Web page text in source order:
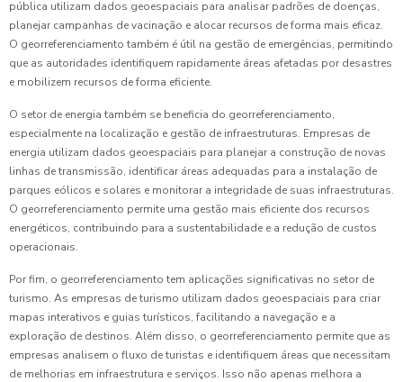
pública utilizam dados geoespaciais para analisar padrões de doenças,
planejar campanhas de vacinação e alocar recursos de forma mais eficaz.
O georreferenciamento também é útil na gestão de emergências, permitindo
que as autoridades identifiquem rapidamente áreas afetadas por desastres
e mobilizem recursos de forma eficiente.
O setor de energia também se beneficia do georreferenciamento,
especialmente na localização e gestão de infraestruturas. Empresas de
energia utilizam dados geoespaciais para planejar a construção de novas
linhas de transmissão, identificar áreas adequadas para a instalação de
parques eólicos e solares e monitorar a integridade de suas infraestruturas.
O georreferenciamento permite uma gestão mais eficiente dos recursos
energéticos, contribuindo para a sustentabilidade e a redução de custos
operacionais.
Por fim, o georreferenciamento tem aplicações significativas no setor de
turismo. As empresas de turismo utilizam dados geoespaciais para criar
mapas interativos e guias turísticos, facilitando a navegação e a
exploração de destinos. Além disso, o georreferenciamento permite que as
empresas analisem o fluxo de turistas e identifiquem áreas que necessitam
de melhorias em infraestrutura e serviços. Isso não apenas melhora a